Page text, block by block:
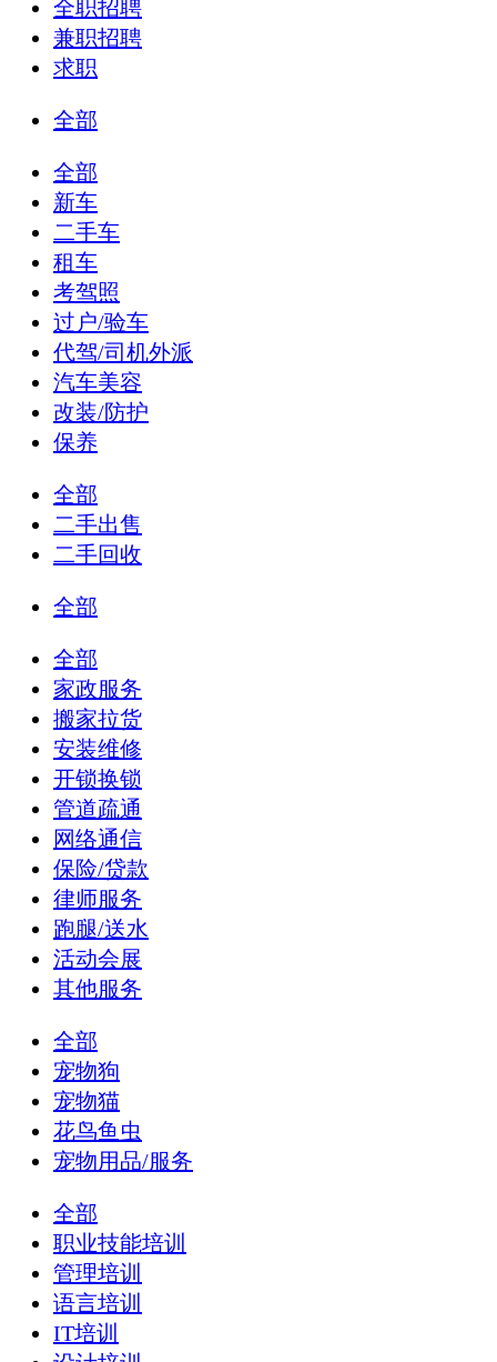
全职招聘
兼职招聘
求职
全部
全部
新车
二手车
租车
考驾照
过户/验车
代驾/司机外派
汽车美容
改装/防护
保养
全部
二手出售
二手回收
全部
全部
家政服务
搬家拉货
安装维修
开锁换锁
管道疏通
网络通信
保险/贷款
律师服务
跑腿/送水
活动会展
其他服务
全部
宠物狗
宠物猫
花鸟鱼虫
宠物用品/服务
全部
职业技能培训
管理培训
语言培训
IT培训